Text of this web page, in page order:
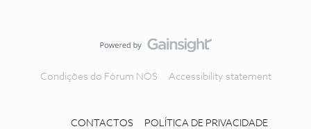
Condições do Fórum NOS Accessibility statement
CONTACTOS POLÍTICA DE PRIVACIDADE